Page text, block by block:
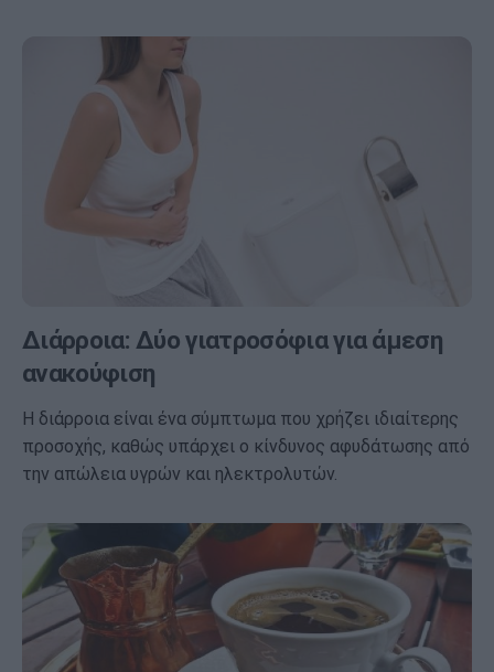
Διάρροια: Δύο γιατροσόφια για άμεση
ανακούφιση
Η διάρροια είναι ένα σύμπτωμα που χρήζει ιδιαίτερης
προσοχής, καθώς υπάρχει ο κίνδυνος αφυδάτωσης από
την απώλεια υγρών και ηλεκτρολυτών.